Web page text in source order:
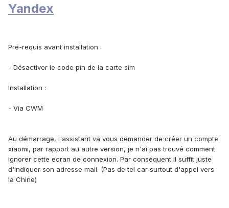
Yandex
Pré-requis avant installation :
- Désactiver le code pin de la carte sim
Installation :
- Via CWM
Au démarrage, l'assistant va vous demander de créer un compte
xiaomi, par rapport au autre version, je n'ai pas trouvé comment
ignorer cette ecran de connexion. Par conséquent il suffit juste
d'indiquer son adresse mail. (Pas de tel car surtout d'appel vers
la Chine)